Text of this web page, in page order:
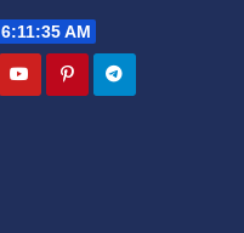
6:11:35 AM